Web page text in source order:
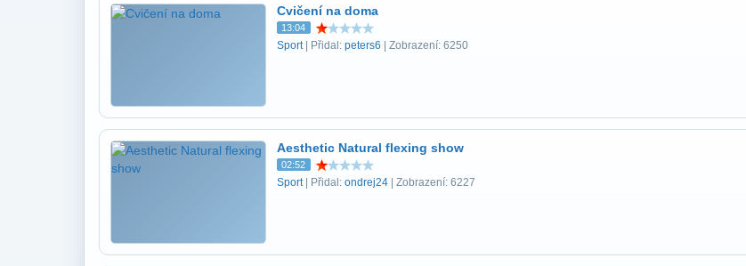
Cvičení na doma
13:04
Sport| Přidal: peters6 | Zobrazení: 6250
Aesthetic Natural flexing show
02:52
Sport| Přidal: ondrej24 | Zobrazení: 6227